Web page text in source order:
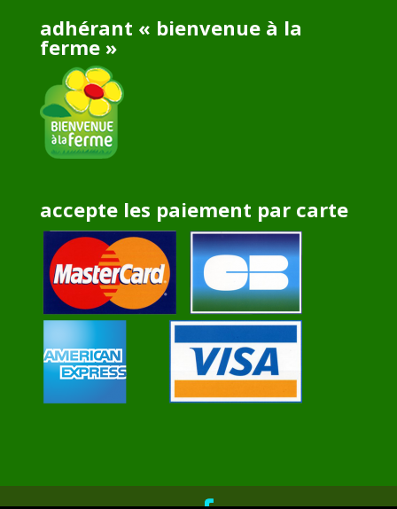
adhérant « bienvenue à la
ferme »
accepte les paiement par carte